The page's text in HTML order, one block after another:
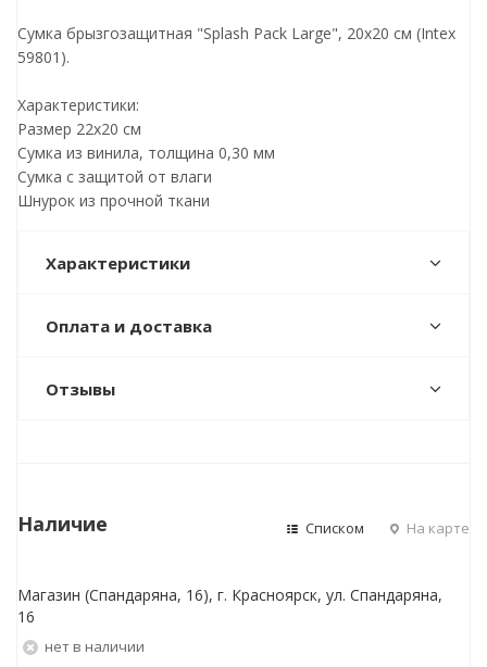
Сумка брызгозащитная "Splash Pack Large", 20х20 см (Intex
59801).
Характеристики:
Размер 22х20 см
Сумка из винила, толщина 0,30 мм
Сумка с защитой от влаги
Шнурок из прочной ткани
Характеристики
Оплата и доставка
Отзывы
Наличие Списком На карте
Магазин (Спандаряна, 16), г. Красноярск, ул. Спандаряна,
16
Нет в наличии